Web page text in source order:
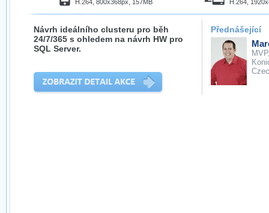
H.264, 800x368px, 157MB H.264,
Návrh ideálního clusteru pro běh
24/7/365 s ohledem na návrh HW pro
SQL Server.
Přednášející